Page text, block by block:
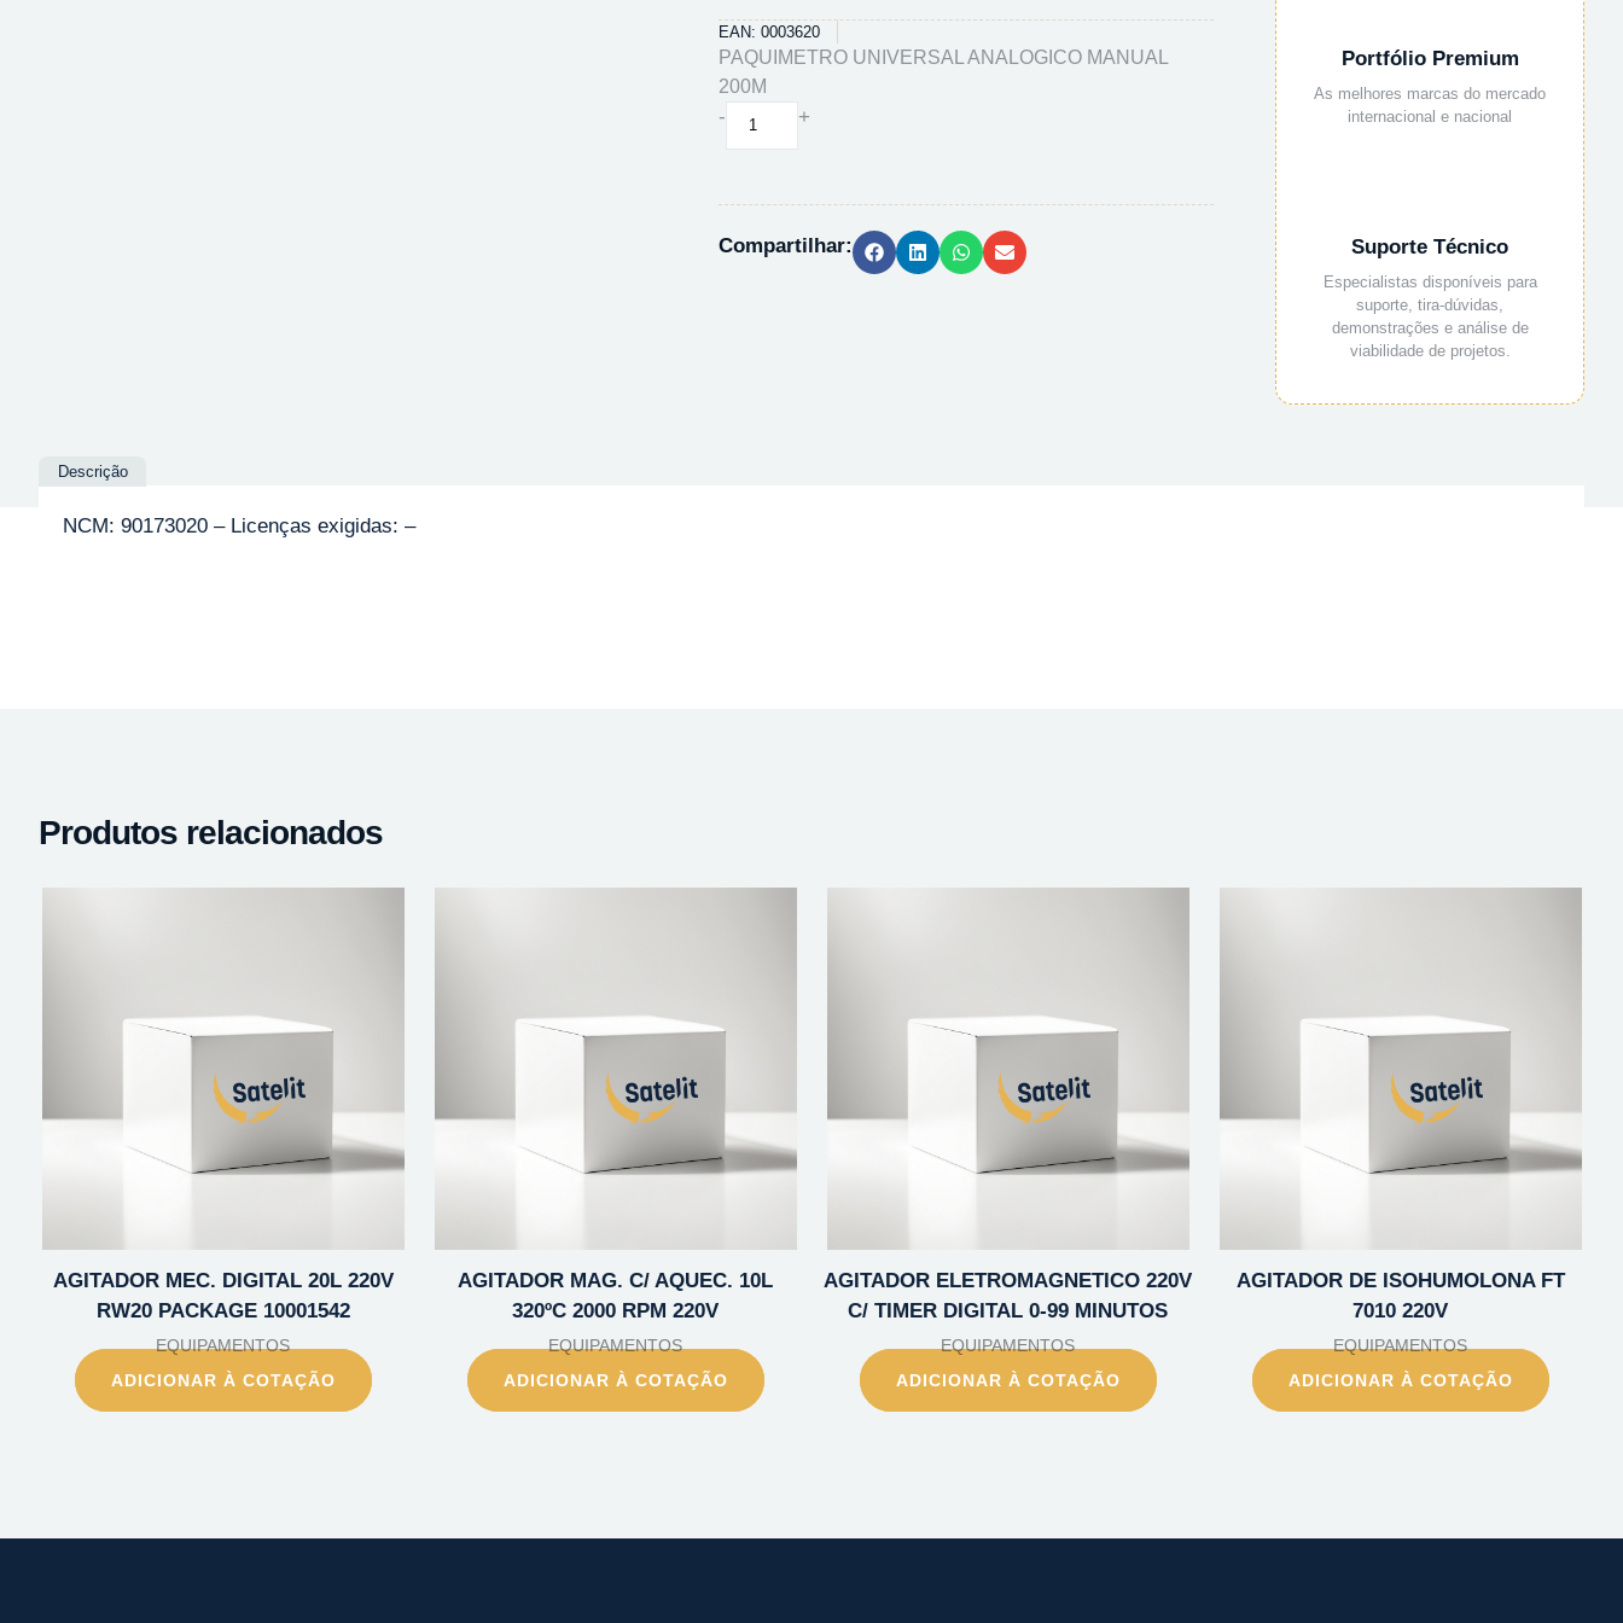
EAN: 0003620
PAQUIMETRO UNIVERSAL ANALOGICO MANUAL
200M
-
PAQUIMETRO
UNIVERSAL
MANUAL
200M
+
Compartilhar:
Portfólio Premium
As melhores marcas do mercado
internacional e nacional
Suporte Técnico
Especialistas disponíveis para
suporte, tira-dúvidas,
demonstrações e análise de
viabilidade de projetos.
Descrição
NCM: 90173020 – Licenças exigidas: –
Produtos relacionados
AGITADOR MEC. DIGITAL 20L 220V
RW20 PACKAGE 10001542
EQUIPAMENTOS
ADICIONAR À COTAÇÃO
AGITADOR MAG. C/ AQUEC. 10L
320ºC 2000 RPM 220V
EQUIPAMENTOS
ADICIONAR À COTAÇÃO
AGITADOR ELETROMAGNETICO 220V
C/ TIMER DIGITAL 0-99 MINUTOS
EQUIPAMENTOS
ADICIONAR À COTAÇÃO
AGITADOR DE ISOHUMOLONA FT
7010 220V
EQUIPAMENTOS
ADICIONAR À COTAÇÃO